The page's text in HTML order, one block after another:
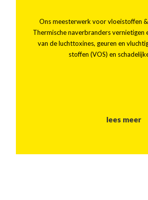
Ons meesterwerk voor vloeistoffen
Thermische naverbranders vernietigen
van de luchttoxines, geuren en
stoffen (VOS) en
lees meer